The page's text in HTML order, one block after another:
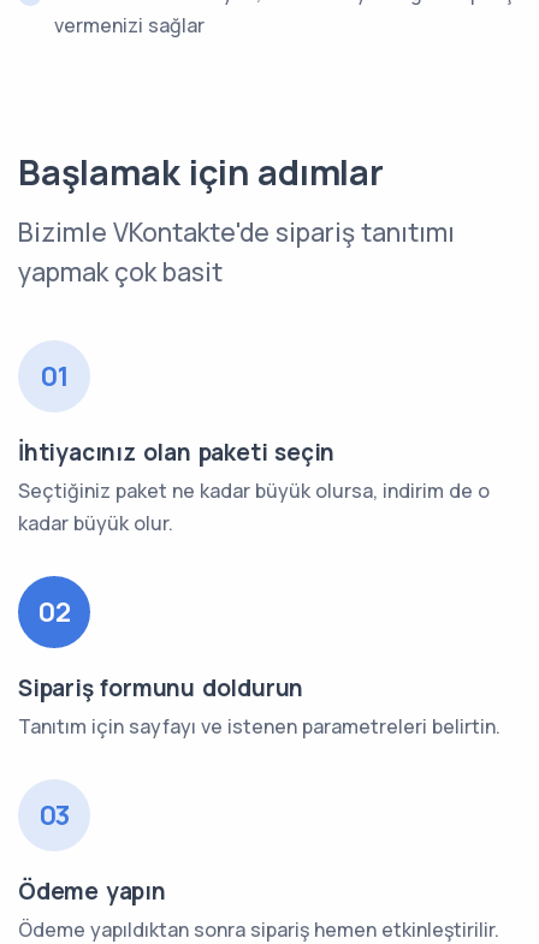
vermenizi sağlar
Başlamak için adımlar
Bizimle VKontakte'de sipariş tanıtımı
yapmak çok basit
01
İhtiyacınız olan paketi seçin
Seçtiğiniz paket ne kadar büyük olursa, indirim de o
kadar büyük olur.
02
Sipariş formunu doldurun
Tanıtım için sayfayı ve istenen parametreleri belirtin.
03
Ödeme yapın
Ödeme yapıldıktan sonra sipariş hemen etkinleştirilir.